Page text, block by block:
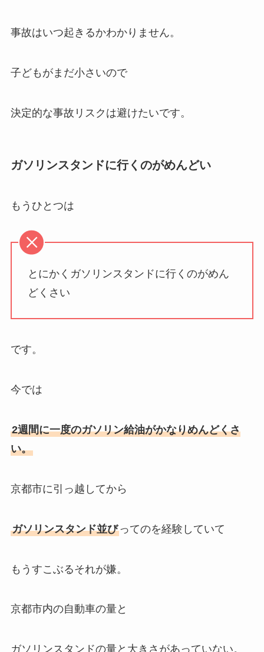
事故はいつ起きるかわかりません。
子どもがまだ小さいので
決定的な事故リスクは避けたいです。
ガソリンスタンドに行くのがめんどい
もうひとつは
とにかくガソリンスタンドに行くのがめん
どくさい
です。
今では
2週間に一度のガソリン給油がかなりめんどくさ
い。
京都市に引っ越してから
ガソリンスタンド並びってのを経験していて
もうすこぶるそれが嫌。
京都市内の自動車の量と
ガソリンスタンドの量と大きさがあっていない。